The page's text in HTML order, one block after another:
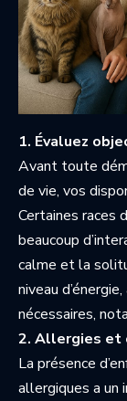
1. Évaluez
Avant toute
de vie, vos
Certaines races
beaucoup
calme et la
niveau
nécessaires,
2. Allergies et
La présence
allergiques a un